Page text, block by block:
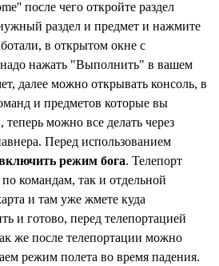
после чего откройте раздел
раздел и предмет и нажмите
в открытом окне с
нажать "Выполнить" в вашем
далее можно открывать консоль, в
и предметов которые вы
можно все делать через
Перед использованием
режим бога. Телепорт
по командам, так и отдельной
и там уже жмете куда
и готово, перед телепортацией
же после телепортации можно
режим полета во время падения.